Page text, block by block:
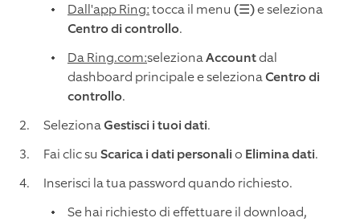
Dall'app Ring:tocca il menu (☰)e seleziona
Centro di controllo.
Da Ring.com:selezionaAccountdal
dashboard principale e selezionaCentro di
controllo.
SelezionaGestisci i tuoi dati.
Fai clic su Scarica i dati personalio Elimina dati.
Inserisci la tua password quando richiesto.
Se hai richiesto di effettuare il download,